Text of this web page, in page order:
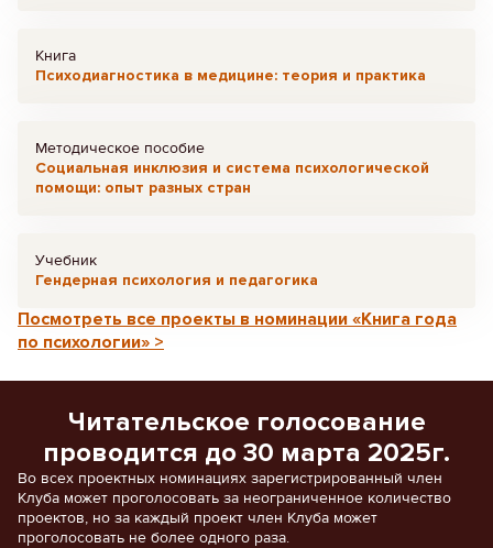
Книга
Психодиагностика в медицине: теория и практика
Методическое пособие
Социальная инклюзия и система психологической
помощи: опыт разных стран
Учебник
Гендерная психология и педагогика
Посмотреть все проекты в номинации «Книга года
по психологии» >
Читательское голосование
проводится до 30 марта 2025г.
Во всех проектных номинациях зарегистрированный член
Клуба может проголосовать за неограниченное количество
проектов, но за каждый проект член Клуба может
проголосовать не более одного раза.